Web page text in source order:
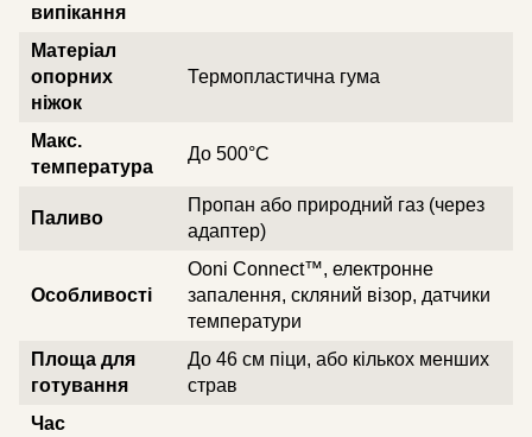
випікання
Матеріал
опорних
ніжок
Термопластична гума
Макс.
температура
До 500°C
Паливо
Пропан або природний газ (через
адаптер)
Особливості
Ooni Connect™, електронне
запалення, скляний візор, датчики
температури
Площа для
готування
До 46 см піци, або кількох менших
страв
Час